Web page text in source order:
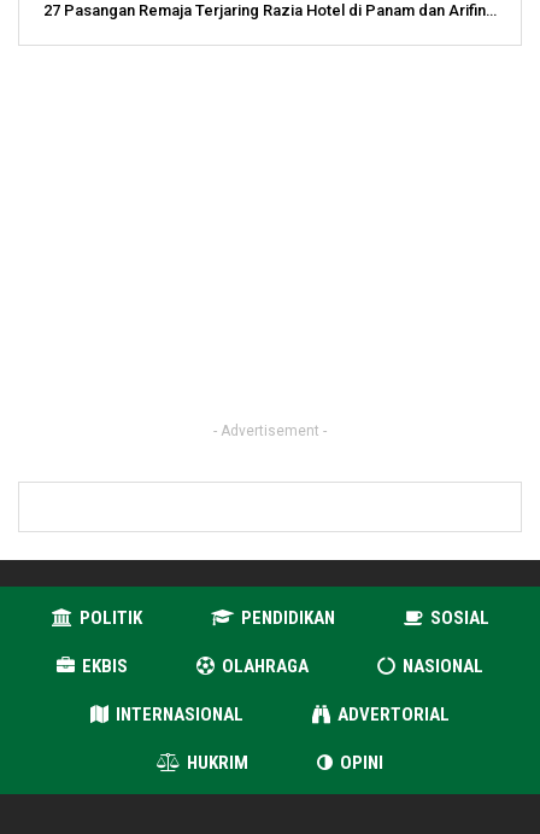
27 Pasangan Remaja Terjaring Razia Hotel di Panam dan Arifin…
- Advertisement -
POLITIK PENDIDIKAN SOSIAL
EKBIS OLAHRAGA NASIONAL
INTERNASIONAL ADVERTORIAL
HUKRIM OPINI